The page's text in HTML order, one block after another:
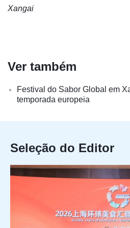
Xangai
Ver também
Festival do Sabor Global em
temporada europeia
Seleção do Editor